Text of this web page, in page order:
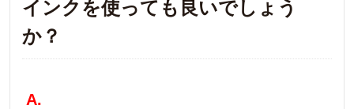
インクを使っても良いでしょう
か？
A.